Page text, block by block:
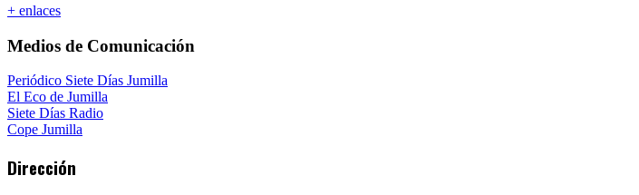
+ enlaces
Medios de Comunicación
Periódico Siete Días Jumilla
El Eco de Jumilla
Siete Días Radio
Cope Jumilla
Dirección